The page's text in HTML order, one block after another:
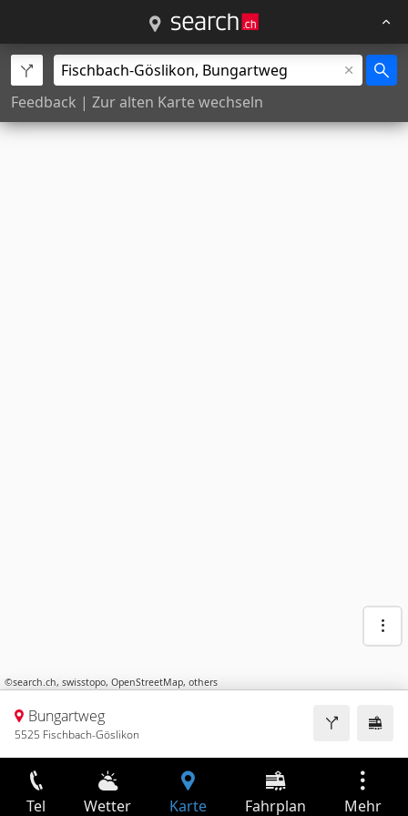
Feedback | Zur alten Karte wechseln
©search.ch, swisstopo, OpenStreetMap, others
Bungartweg
5525 Fischbach-Göslikon
Tel Wetter Karte Fahrplan Mehr